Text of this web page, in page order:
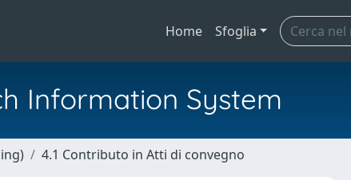
Home Sfoglia
Information System
4.1 Contributo in Atti di convegno